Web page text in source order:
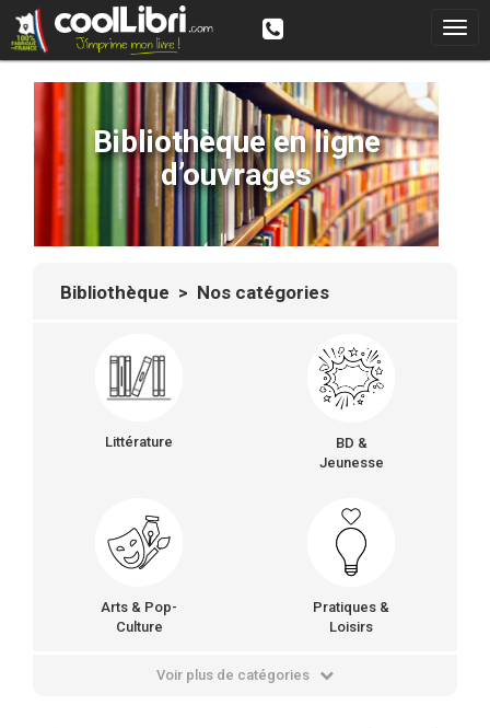
Bibliothèque en ligne
d’ouvrages
Bibliothèque > Nos catégories
Littérature
BD &
Jeunesse
Arts & Pop-
Culture
Pratiques &
Loisirs
Voir plus de catégories